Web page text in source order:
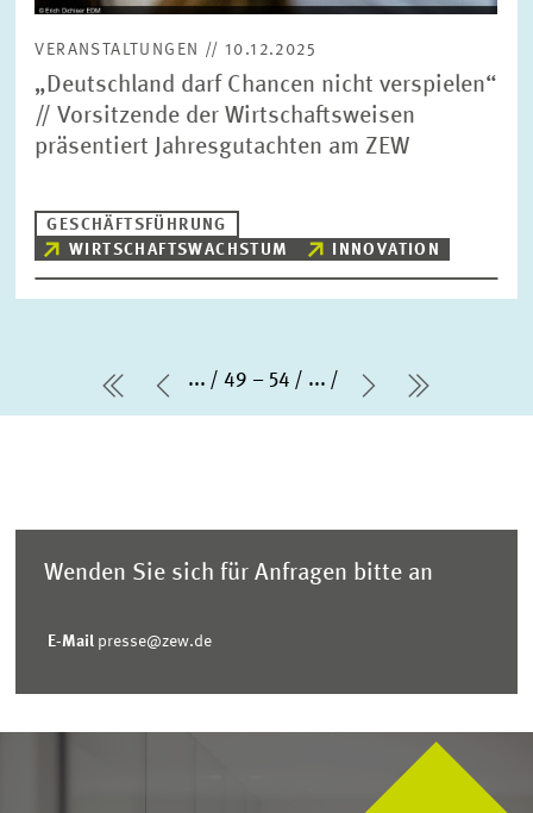
VERANSTALTUNGEN // 10.12.2025
„Deutschland darf Chancen nicht verspielen“
// Vorsitzende der Wirtschaftsweisen
präsentiert Jahresgutachten am ZEW
GESCHÄFTSFÜHRUNG
WIRTSCHAFTSWACHSTUM
INNOVATION
erste Seite
Vorherige Seite
... 49 – 54 ...
Nächste
letzte
Wenden Sie sich für Anfragen bitte an
E-Mail presse@zew.de